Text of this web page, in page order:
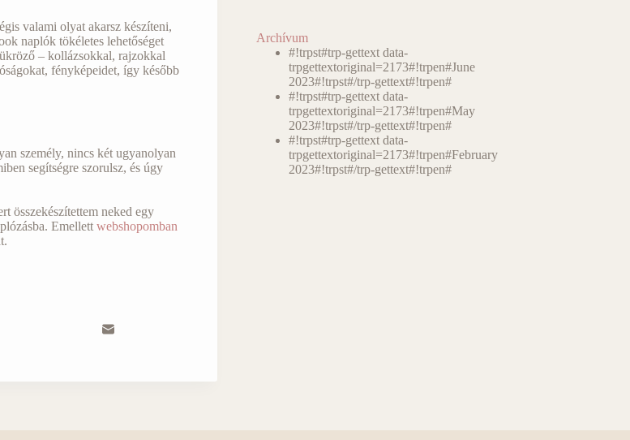
valami olyat akarsz készíteni,
naplók tökéletes lehetőséget
– kollázsokkal, rajzokkal
fényképeidet, így később
személy, nincs két ugyanolyan
segítségre szorulsz, és úgy
összekészítettem neked egy
Emellett webshopomban
Archívum
#!trpst#trp-gettext data-
trpgettextoriginal=2173#!trpen#June
2023#!trpst#/trp-gettext#!trpen#
#!trpst#trp-gettext data-
trpgettextoriginal=2173#!trpen#May
2023#!trpst#/trp-gettext#!trpen#
#!trpst#trp-gettext data-
trpgettextoriginal=2173#!trpen#February
2023#!trpst#/trp-gettext#!trpen#